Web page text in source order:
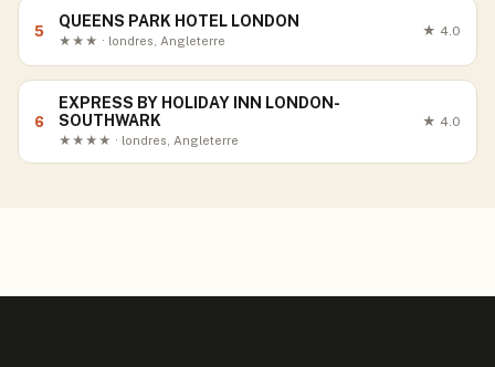
5
QUEENS PARK HOTEL LONDON
★★★ · londres, Angleterre
★ 4.0
6
EXPRESS BY HOLIDAY INN LONDON-
SOUTHWARK
★★★★ · londres, Angleterre
★ 4.0